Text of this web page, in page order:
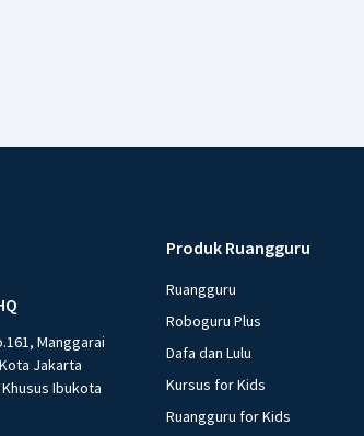
Manggarai
Jakarta
Ibukota
Produk Ruangguru
Ruangguru
Roboguru Plus
Dafa dan Lulu
Kursus for Kids
Ruangguru for Kids